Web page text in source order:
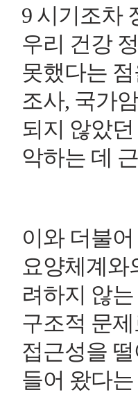
9 시기조차
우리 건강
못했다는
조사, 국가
되지 않았
악하는 데
이와 더불
요양체계와
려하지 않
구조적 문
접근성을
들어 왔다